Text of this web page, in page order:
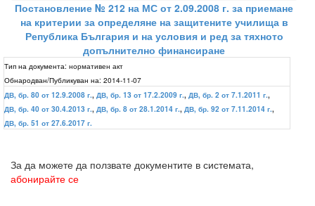
Постановление № 212 на МС от 2.09.2008 г. за приемане
на критерии за определяне на защитените училища в
Република България и на условия и ред за тяхното
допълнително финансиране
Тип на документа: нормативен акт
Обнародван/Публикуван на: 2014-11-07
ДВ, бр. 80 от 12.9.2008 г., ДВ, бр. 13 от 17.2.2009 г., ДВ, бр. 2 от 7.1.2011 г.,
ДВ, бр. 40 от 30.4.2013 г., ДВ, бр. 8 от 28.1.2014 г., ДВ, бр. 92 от 7.11.2014 г.,
ДВ, бр. 51 от 27.6.2017 г.
За да можете да ползвате документите в системата,
абонирайте се